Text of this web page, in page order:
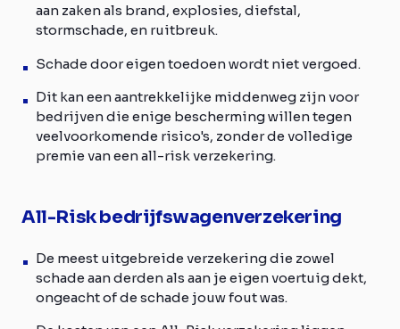
aan zaken als brand, explosies, diefstal,
stormschade, en ruitbreuk.
Schade door eigen toedoen wordt niet vergoed.
Dit kan een aantrekkelijke middenweg zijn voor
bedrijven die enige bescherming willen tegen
veelvoorkomende risico's, zonder de volledige
premie van een all-risk verzekering.
All-Risk bedrijfswagenverzekering
De meest uitgebreide verzekering die zowel
schade aan derden als aan je eigen voertuig dekt,
ongeacht of de schade jouw fout was.